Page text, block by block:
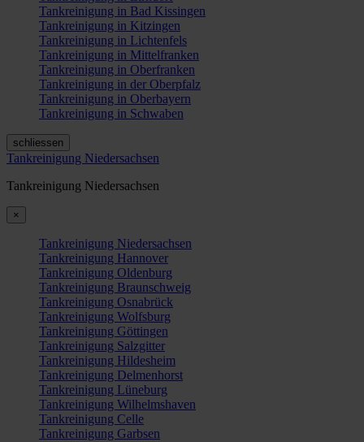
Tankreinigung in Bad Kissingen
Tankreinigung in Kitzingen
Tankreinigung in Lichtenfels
Tankreinigung in Mittelfranken
Tankreinigung in Oberfranken
Tankreinigung in der Oberpfalz
Tankreinigung in Oberbayern
Tankreinigung in Schwaben
schliessen
Tankreinigung Niedersachsen
Tankreinigung Niedersachsen
×
Tankreinigung Niedersachsen
Tankreinigung Hannover
Tankreinigung Oldenburg
Tankreinigung Braunschweig
Tankreinigung Osnabrück
Tankreinigung Wolfsburg
Tankreinigung Göttingen
Tankreinigung Salzgitter
Tankreinigung Hildesheim
Tankreinigung Delmenhorst
Tankreinigung Lüneburg
Tankreinigung Wilhelmshaven
Tankreinigung Celle
Tankreinigung Garbsen